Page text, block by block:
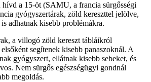
hívd a 15-öt (SAMU, a francia sürgősségi
gyógyszertárak, zöld kereszttel jelölve,
is adhatnak kisebb problémákra.
a villogó zöld kereszt tábláikról
segítenek kisebb panaszoknál. A
gyógyszert, ellátnak kisebb sebeket, és
Nem sürgős egészségügyi gondnál
megoldás.